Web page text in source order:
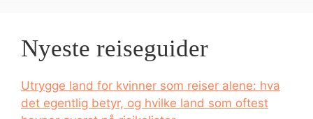
Nyeste reiseguider
Utrygge land for kvinner som reiser alene: hva
det egentlig betyr, og hvilke land som oftest